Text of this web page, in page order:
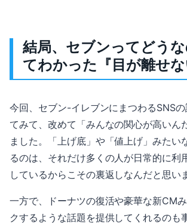
結局、セブンってどう
てわかった『目が離せ
今回、セブン-イレブンにまつわるSNS
てみて、改めて「みんなの関心が高いん
ました。「上げ底」や「値上げ」みたい
るのは、それだけ多くの人が日常的に利
しているからこその裏返しなんだと思い
一方で、ドーナツの復活や豪華な新CM
クするような話題を提供してくれるのも